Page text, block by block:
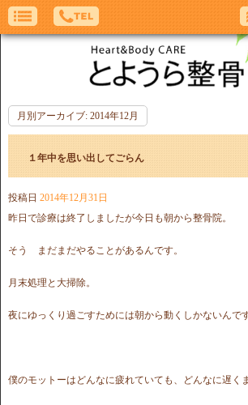
月別アーカイブ: 2014年12月
１年中を思い出してごらん
投稿日 2014年12月31日
昨日で診療は終了しましたが今日も朝から整骨院。
そう まだまだやることがあるんです。
月末処理と大掃除。
夜にゆっくり過ごすためには朝から動くしかないんです
僕のモットーはどんなに疲れていても、どんなに遅く